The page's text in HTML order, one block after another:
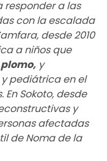
responder a las
con la escalada
desde 2010
a niños que
, y
pediátrica en el
Sokoto, desde
y
afectadas
de Noma de la